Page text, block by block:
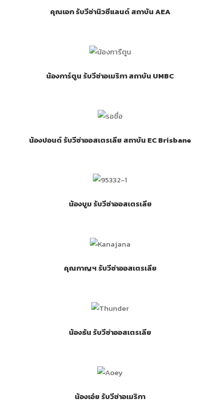
คุณเอก รับวีซ่านิวซีแลนด์ สถาบัน AEA
น้องการ์ตูน รับวีซ่าอเมริกา สถาบัน UMBC
น้องปอนด์ รับวีซ่าออสเตรเลีย สถาบัน EC Brisbane
น้องบูม รับวีซ่าออสเตรเลีย
คุณกาญฯ รับวีซ่าออสเตรเลีย
น้องธัน รับวีซ่าออสเตรเลีย
น้องเอ๋ย รับวีซ่าอเมริกา